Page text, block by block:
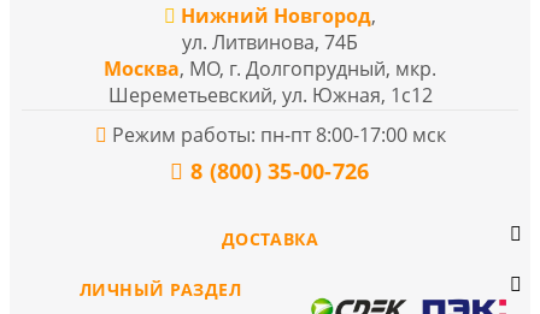
Нижний Новгород,
ул. Литвинова, 74Б
Москва, МО, г. Долгопрудный, мкр.
Шереметьевский, ул. Южная, 1с12
Режим работы: пн-пт 8:00-17:00 мск
8 (800) 35-00-726
ДОСТАВКА
ЛИЧНЫЙ РАЗДЕЛ